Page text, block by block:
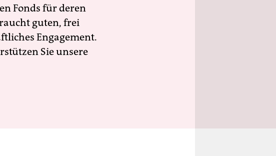
Fonds für deren
guten, frei
Engagement.
Sie unsere